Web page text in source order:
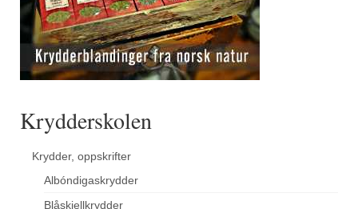
Krydderskolen
Krydder, oppskrifter
Albóndigaskrydder
Blåskjellkrydder